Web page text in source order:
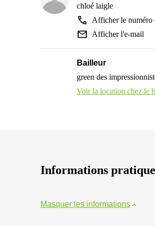
chloé laigle
Afficher le numéro
Afficher l'e-mail
Bailleur
green des
Voir la location chez le
Informations
Masquer les informations